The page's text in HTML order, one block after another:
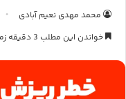
محمد مهدی نعیم آبادی
خواندن این مطلب 3 دقیقه زمان میبرد